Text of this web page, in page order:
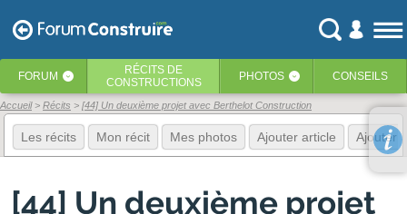
FORUM ‹ RÉCITS DE
CONSTRUCTIONS
PHOTOS ‹ CONSEILS
Accueil Récits [44] Un deuxième projet avec Berthelot Construction
Les récits Mon récit Mes photos Ajouter article Ajouter
[44] Un deuxième projet